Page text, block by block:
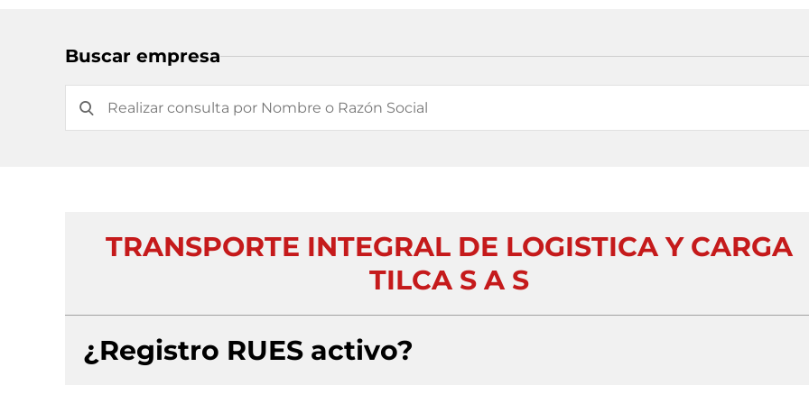
Buscar empresa
TRANSPORTE INTEGRAL DE LOGISTICA Y CARGA
TILCA S A S
¿Registro RUES activo?